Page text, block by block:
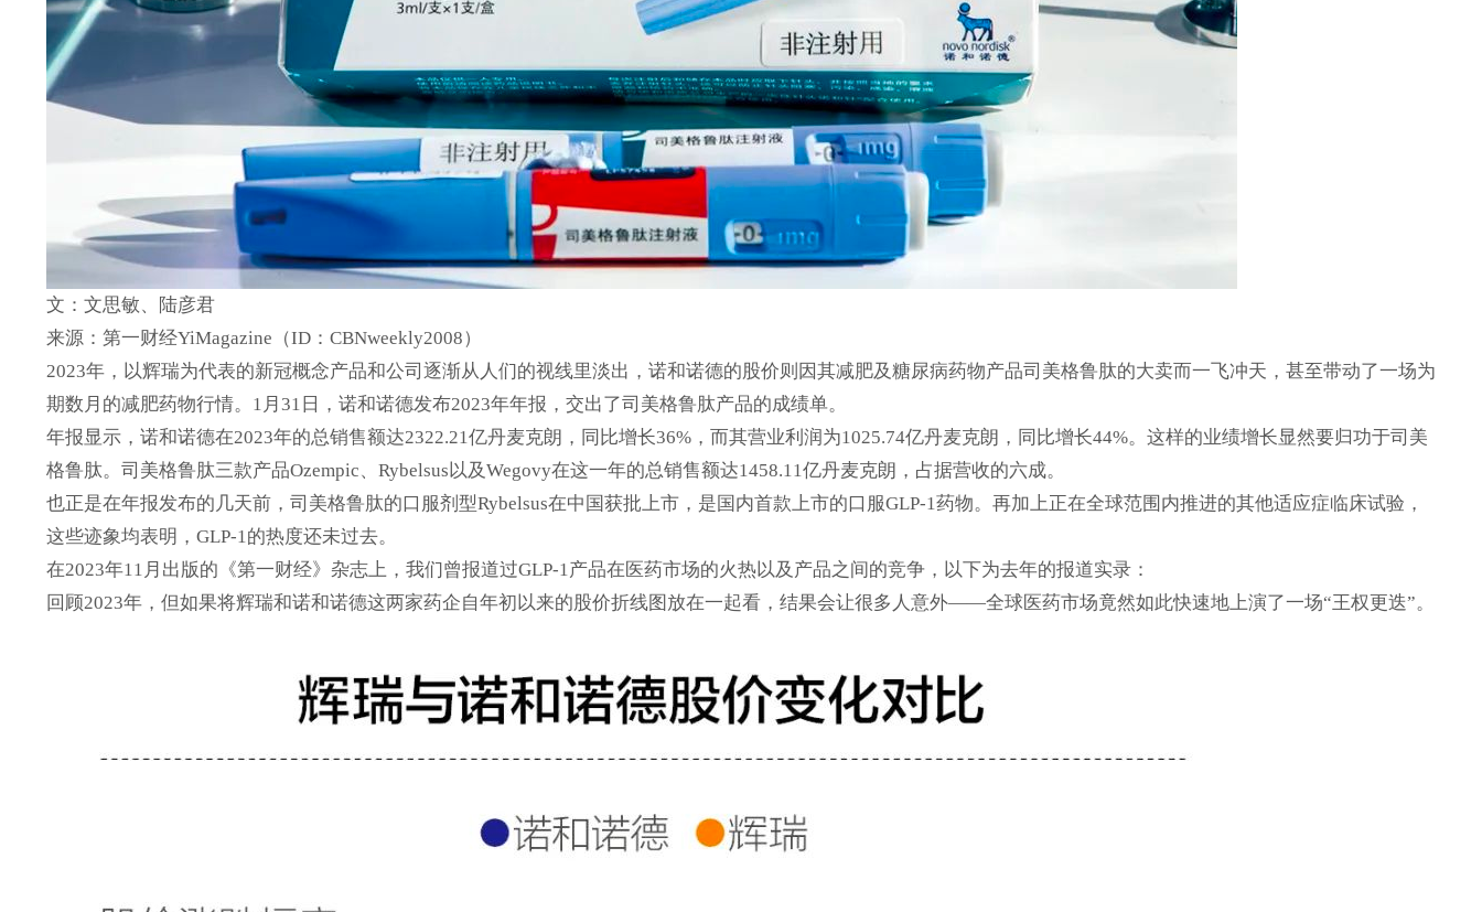
文：文思敏、陆彦君
来源：第一财经YiMagazine（ID：CBNweekly2008）
2023年，以辉瑞为代表的新冠概念产品和公司逐渐从人们的视线里淡出，诺和诺德的股价则因其减肥及糖尿病药物产品司美格鲁肽的大卖而一飞冲天，甚至带动了一场为
期数月的减肥药物行情。1月31日，诺和诺德发布2023年年报，交出了司美格鲁肽产品的成绩单。
年报显示，诺和诺德在2023年的总销售额达2322.21亿丹麦克朗，同比增长36%，而其营业利润为1025.74亿丹麦克朗，同比增长44%。这样的业绩增长显然要归功于司美
格鲁肽。司美格鲁肽三款产品Ozempic、Rybelsus以及Wegovy在这一年的总销售额达1458.11亿丹麦克朗，占据营收的六成。
也正是在年报发布的几天前，司美格鲁肽的口服剂型Rybelsus在中国获批上市，是国内首款上市的口服GLP-1药物。再加上正在全球范围内推进的其他适应症临床试验，
这些迹象均表明，GLP-1的热度还未过去。
在2023年11月出版的《第一财经》杂志上，我们曾报道过GLP-1产品在医药市场的火热以及产品之间的竞争，以下为去年的报道实录：
回顾2023年，但如果将辉瑞和诺和诺德这两家药企自年初以来的股价折线图放在一起看，结果会让很多人意外——全球医药市场竟然如此快速地上演了一场“王权更迭”。